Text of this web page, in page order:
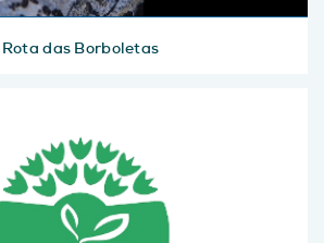
Rota das Borboletas